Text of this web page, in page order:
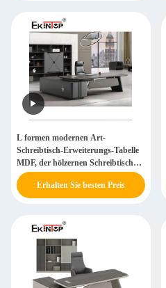
L formen modernen Art-
Schreibtisch-Erweiterungs-Tabelle
MDF, der hölzernen Schreibtisch
malt
Erhalten Sie besten Preis